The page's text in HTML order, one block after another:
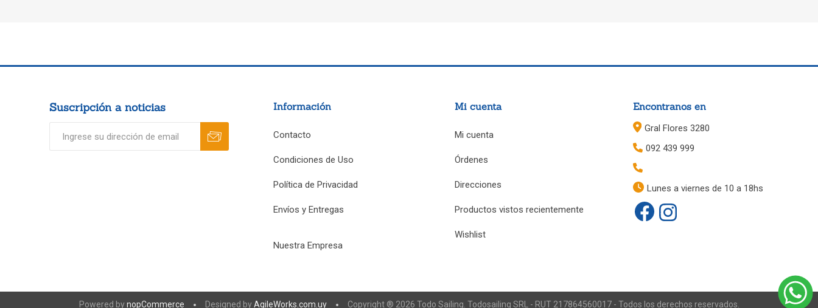
Suscripción a noticias Información
Contacto
Condiciones de Uso
Política de Privacidad
Envíos y Entregas
Nuestra Empresa
Mi cuenta
Mi cuenta
Órdenes
Direcciones
Productos vistos recientemente
Wishlist
Encontranos en
Gral Flores 3280
092 439 999
Lunes a viernes de 10 a 18hs
Powered bynopCommerce Designed byAgileWorks.com.uy Copyright ® 2026 Todo Sailing. Todosailing SRL - RUT 217864560017 - Todos los derechos reservados.